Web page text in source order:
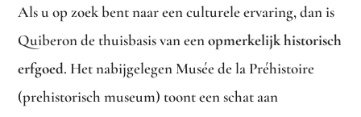
Als u op zoek bent naar een culturele ervaring, dan is
Quiberon de thuisbasis van eenopmerkelijk historisch
erfgoed. Het nabijgelegen Musée de la Préhistoire
(prehistorisch museum) toont een schat aan